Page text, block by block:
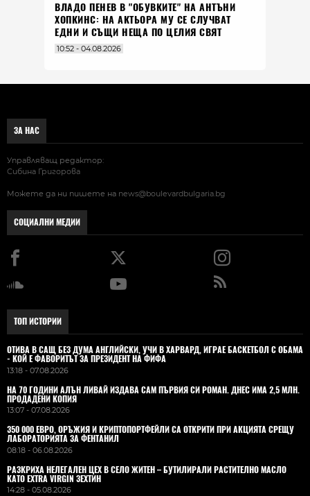
ВЛАДO ПЕНЕВ В "ОБУВКИТЕ" НА АНТЪНИ
ХОПКИНС: НА АКТЬОРА МУ СЕ СЛУЧВАТ
ЕДНИ И СЪЩИ НЕЩА ПО ЦЕЛИЯ СВЯТ
10:52 - 04.08.2026
ЗА НАС
Управляващ редактор:
Сибина Григорова
Можете да ни пишете на news@boulevardbulgaria.bg
СОЦИАЛНИ МЕДИИ
ТОП ИСТОРИИ
ОТИВА В САЩ БЕЗ ДУМА АНГЛИЙСКИ, УЧИ В ХАРВАРД, ИГРАЕ БАСКЕТБОЛ С ОБАМА
- КОЙ Е ФАВОРИТЪТ ЗА ПРЕЗИДЕНТ НА ФИФА
13:18 - 07.08.2026
НА 70 ГОДИНИ АЛЪН ЛИВАЙ ИЗДАВА САМ ПЪРВИЯ СИ РОМАН. ДНЕС ИМА 2,5 МЛН.
ПРОДАДЕНИ КОПИЯ
13:07 - 07.08.2026
350 000 ЕВРО, ОРЪЖИЯ И КРИПТОПОРТФЕЙЛИ СА ОТКРИТИ ПРИ АКЦИЯТА СРЕЩУ
ЛАБОРАТОРИЯТА ЗА ФЕНТАНИЛ
08:18 - 06.08.2026
РАЗКРИХА НЕЛЕГАЛЕН ЦЕХ В СЕЛО ЖИТЕН – БУТИЛИРАЛИ РАСТИТЕЛНО МАСЛО
КАТО EXTRA VIRGIN ЗЕХТИН
14:28 - 05.08.2026